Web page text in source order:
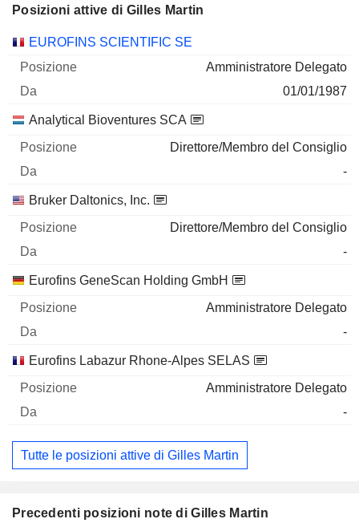
Posizioni attive di Gilles Martin
Società Posizione Inizio
EUROFINS SCIENTIFIC SE
Amministratore Delegato
01/01/1987
Analytical Bioventures SCA
Direttore/Membro del Consiglio
-
Bruker Daltonics, Inc.
Direttore/Membro del Consiglio
-
Eurofins GeneScan Holding GmbH
Amministratore Delegato
-
Eurofins Labazur Rhone-Alpes SELAS
Amministratore Delegato
-
Tutte le posizioni attive di Gilles Martin
Precedenti posizioni note di Gilles Martin